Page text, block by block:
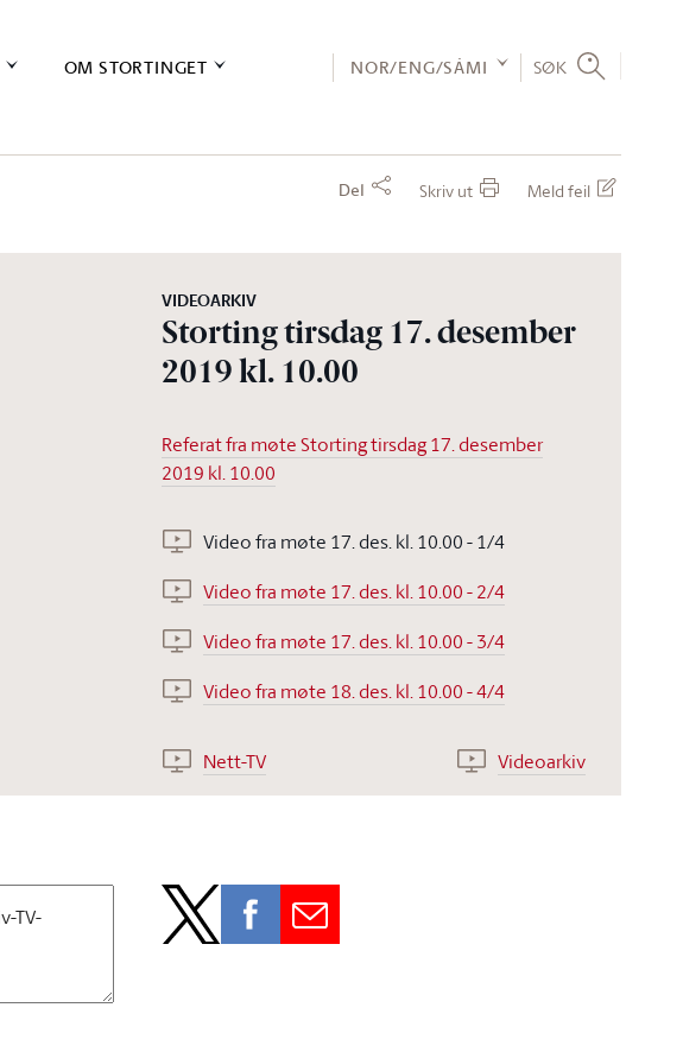
OM STORTINGET NOR/ENG/SÁMI SØK
Del Skriv ut Meld feil
VIDEOARKIV
Storting tirsdag 17. desember
2019 kl. 10.00
Referat fra møte Storting tirsdag 17. desember
2019 kl. 10.00
Video fra møte 17. des. kl. 10.00 - 1/4
Video fra møte 17. des. kl. 10.00 - 2/4
Video fra møte 17. des. kl. 10.00 - 3/4
Video fra møte 18. des. kl. 10.00 - 4/4
Nett-TV Videoarkiv